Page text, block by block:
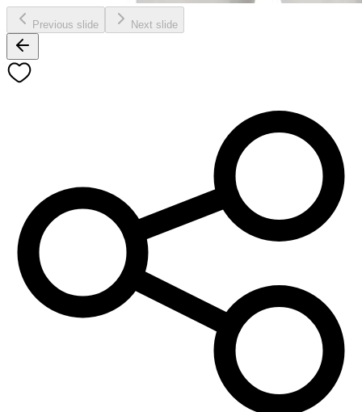
Previous slide Next slide